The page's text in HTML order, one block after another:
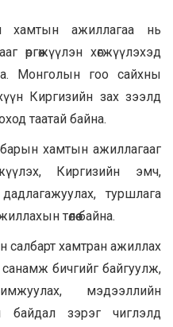
хамтын ажиллагаа нь
өргөжүүлэн хөгжүүлэхэд
Монголын гоо сайхны
Киргизийн зах зээлд
таатай байна.
хамтын ажиллагааг
Киргизийн эмч,
туршлага
төлөө байна.
салбарт хамтран ажиллах
бичгийг байгуулж,
мэдээллийн
байдал зэрэг чиглэлд